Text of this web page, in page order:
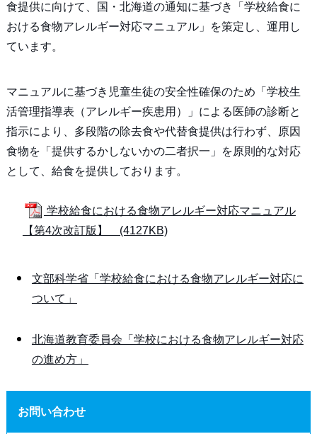
食提供に向けて、国・北海道の通知に基づき「学校給食に
おける食物アレルギー対応マニュアル」を策定し、運用し
ています。
マニュアルに基づき児童生徒の安全性確保のため「学校生
活管理指導表（アレルギー疾患用）」による医師の診断と
指示により、多段階の除去食や代替食提供は行わず、原因
食物を「提供するかしないかの二者択一」を原則的な対応
として、給食を提供しております。
学校給食における食物アレルギー対応マニュアル
【第4次改訂版】 (4127KB)
文部科学省「学校給食における食物アレルギー対応に
ついて」
北海道教育委員会「学校における食物アレルギー対応
の進め方」
お問い合わせ